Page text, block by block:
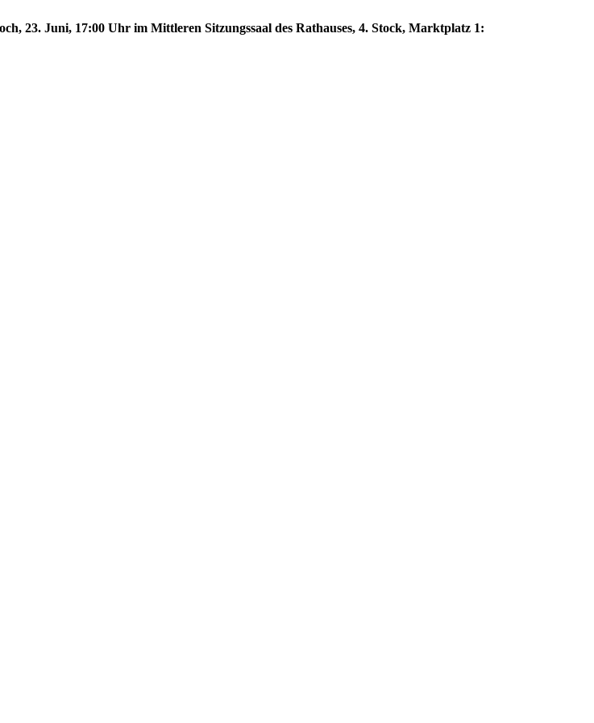
23. Juni, 17:00 Uhr im Mittleren Sitzungssaal des Rathauses, 4. Stock, Marktplatz 1: